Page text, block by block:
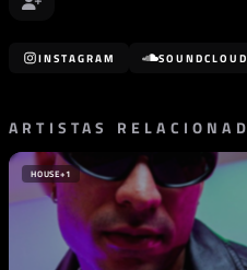
INSTAGRAM SOUNDCLOUD
ARTISTAS
HOUSE+1